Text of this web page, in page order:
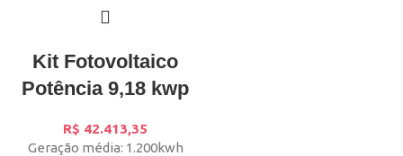
Kit Fotovoltaico
Potência 9,18 kwp
R$ 42.413,35
Geração média: 1.200kwh